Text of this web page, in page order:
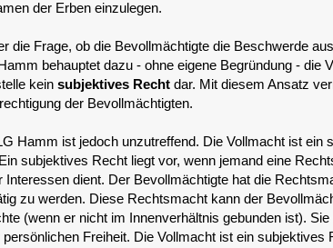
der Erben einzulegen.
die Frage, ob die Bevollmächtigte die Beschwerde
behauptet dazu - ohne eigene Begründung - die
kein subjektives Recht dar. Mit diesem Ansatz
der Bevollmächtigten.
Hamm ist jedoch unzutreffend. Die Vollmacht ist ein
subjektives Recht liegt vor, wenn jemand eine
Interessen dient. Der Bevollmächtigte hat die
zu werden. Diese Rechtsmacht kann der
(wenn er nicht im Innenverhältnis gebunden ist). Sie
Freiheit. Die Vollmacht ist ein subjektives